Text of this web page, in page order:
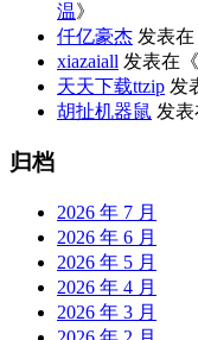
温》
仟亿豪杰 发表在
xiazaiall 发表在《
天天下载ttzip 发
胡扯机器鼠 发
归档
2026 年 7 月
2026 年 6 月
2026 年 5 月
2026 年 4 月
2026 年 3 月